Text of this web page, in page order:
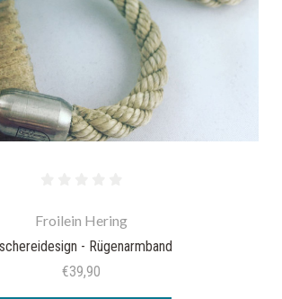
Froilein Hering
- Rügenarmband
€39,90